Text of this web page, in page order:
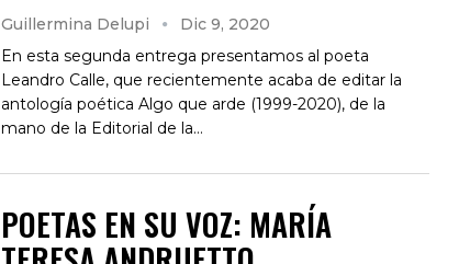
Guillermina Delupi
Dic 9, 2020
En esta segunda entrega presentamos al poeta
Leandro Calle, que recientemente acaba de editar la
antología poética Algo que arde (1999-2020), de la
mano de la Editorial de la…
POETAS EN SU VOZ: MARÍA